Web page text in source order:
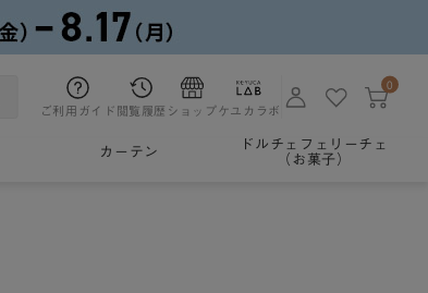
ご利用ガイド 閲覧履歴 ショップケユカラボ
0
カーテン
ドルチェフェリーチェ
（お菓子）